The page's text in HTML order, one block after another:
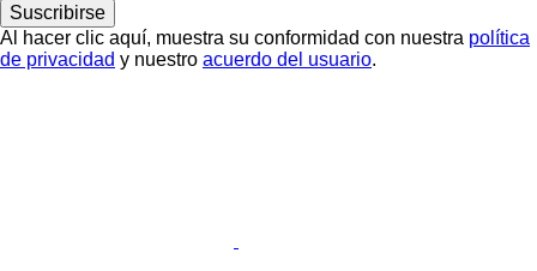
Suscribirse
Al hacer clic aquí, muestra su conformidad con nuestra política
de privacidad y nuestro acuerdo del usuario.